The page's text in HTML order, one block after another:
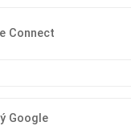
Connect
Google